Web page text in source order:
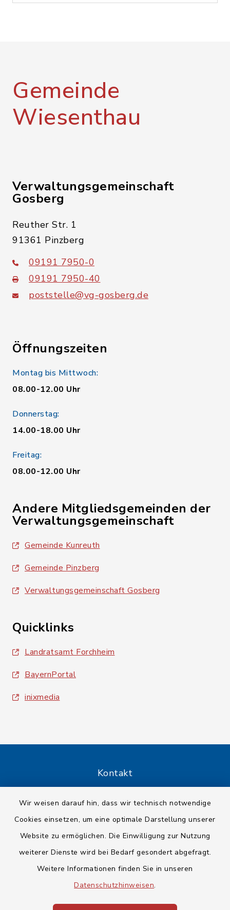
Wir weisen darauf hin, dass wir technisch notwendige
Cookies einsetzen, um eine optimale Darstellung unserer
Website zu ermöglichen. Die Einwilligung zur Nutzung
weiterer Dienste wird bei Bedarf gesondert abgefragt.
Weitere Informationen finden Sie in unseren
Datenschutzhinweisen.
Gemeinde
Wiesenthau
Verwaltungsgemeinschaft
Gosberg
Reuther Str. 1
91361 Pinzberg
09191 7950-0
09191 7950-40
poststelle@vg-gosberg.de
Öffnungszeiten
Montag bis Mittwoch:
08.00-12.00 Uhr
Donnerstag:
14.00-18.00 Uhr
Freitag:
08.00-12.00 Uhr
Andere Mitgliedsgemeinden der
Verwaltungsgemeinschaft
Gemeinde Kunreuth
Gemeinde Pinzberg
Verwaltungsgemeinschaft Gosberg
Quicklinks
Landratsamt Forchheim
BayernPortal
inixmedia
Kontakt
Barrierefreiheit
Datenschutz
Impressum
Sitemap
Cookie-Einstellungen